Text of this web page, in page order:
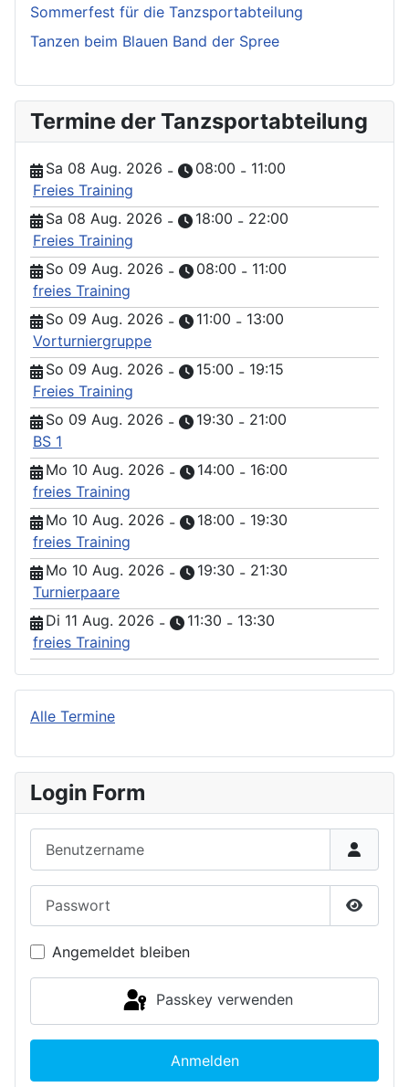
Sommerfest für die Tanzsportabteilung
Tanzen beim Blauen Band der Spree
Termine der Tanzsportabteilung
Sa 08 Aug. 2026 - 08:00 - 11:00
Freies Training
Sa 08 Aug. 2026 - 18:00 - 22:00
Freies Training
So 09 Aug. 2026 - 08:00 - 11:00
freies Training
So 09 Aug. 2026 - 11:00 - 13:00
Vorturniergruppe
So 09 Aug. 2026 - 15:00 - 19:15
Freies Training
So 09 Aug. 2026 - 19:30 - 21:00
BS 1
Mo 10 Aug. 2026 - 14:00 - 16:00
freies Training
Mo 10 Aug. 2026 - 18:00 - 19:30
freies Training
Mo 10 Aug. 2026 - 19:30 - 21:30
Turnierpaare
Di 11 Aug. 2026 - 11:30 - 13:30
freies Training
Alle Termine
Login Form
Angemeldet bleiben
Passkey verwenden
Anmelden